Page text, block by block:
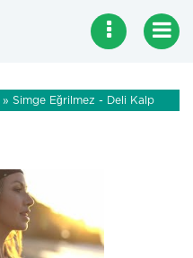
» Simge Eğrilmez - Deli Kalp